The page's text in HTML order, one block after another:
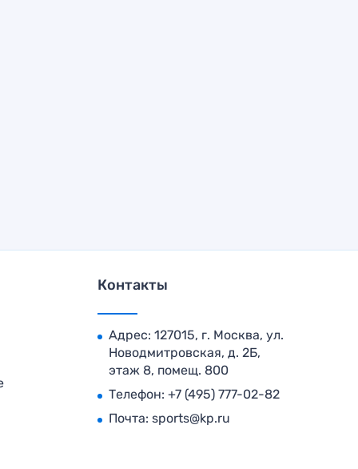
Контакты
Адрес: 127015, г. Москва, ул.
Новодмитровская, д. 2Б,
этаж 8, помещ. 800
Телефон: +7 (495) 777-02-82
Почта: sports@kp.ru